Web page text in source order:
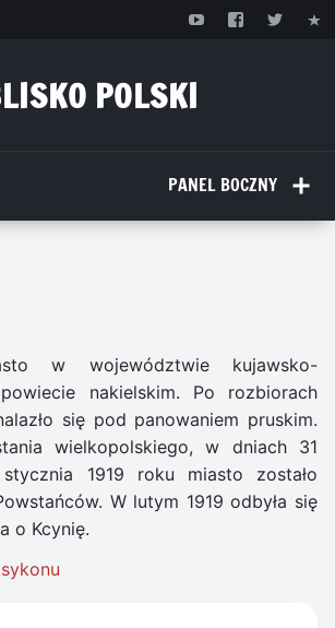
POLSKI
PANEL BOCZNY
w województwie kujawsko-
nakielskim. Po rozbiorach
się pod panowaniem pruskim.
wielkopolskiego, w dniach 31
1919 roku miasto zostało
W lutym 1919 odbyła się
o Kcynię.